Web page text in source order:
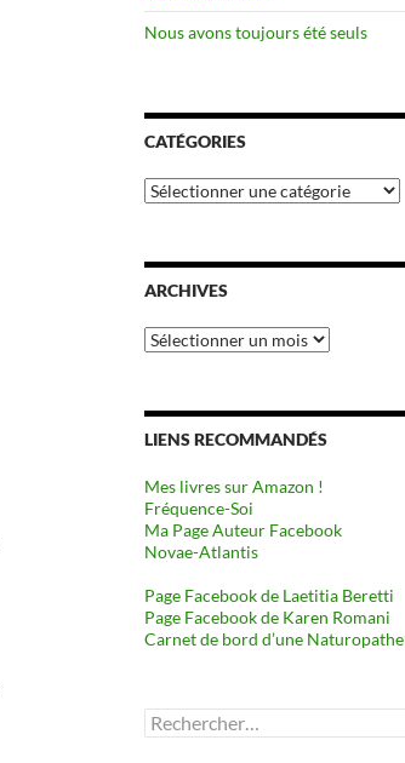
Nous avons toujours été seuls
CATÉGORIES
Catégories
ARCHIVES
Archives
LIENS RECOMMANDÉS
Mes livres sur Amazon !
Fréquence-Soi
Ma Page Auteur Facebook
Novae-Atlantis
Page Facebook de Laetitia Beretti
Page Facebook de Karen Romani
Carnet de bord d’une Naturopathe
Rechercher :